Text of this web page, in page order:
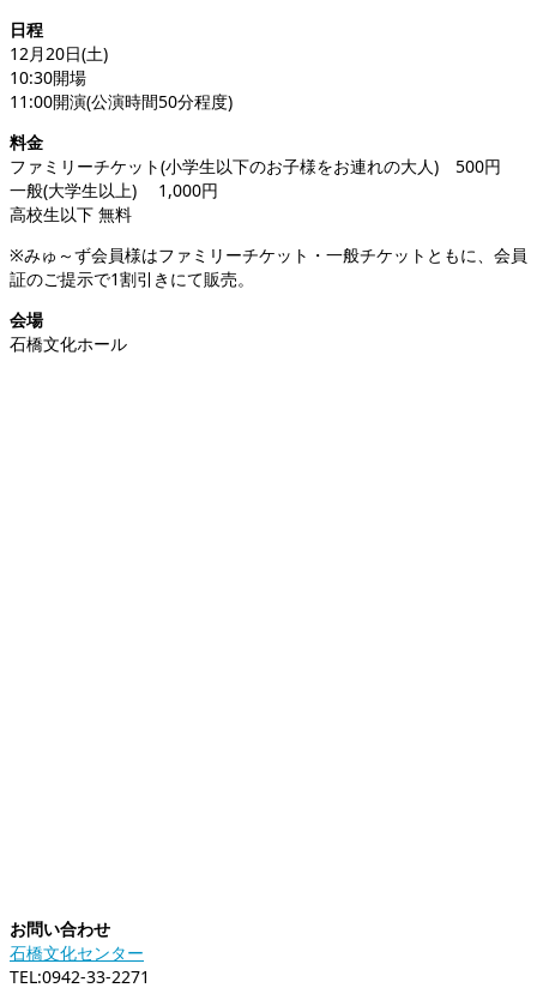
日程
12月20日(土)
10:30開場
11:00開演(公演時間50分程度)
料金
ファミリーチケット(小学生以下のお子様をお連れの大人) 500円
一般(大学生以上) 1,000円
高校生以下 無料
※みゅ～ず会員様はファミリーチケット・一般チケットともに、会員
証のご提示で1割引きにて販売。
会場
石橋文化ホール
お問い合わせ
石橋文化センター
TEL:0942-33-2271